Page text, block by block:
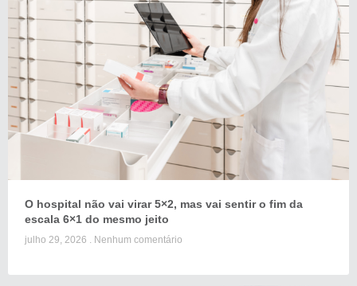
O hospital não vai virar 5×2, mas vai sentir o fim da
escala 6×1 do mesmo jeito
julho 29, 2026 Nenhum comentário